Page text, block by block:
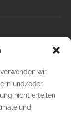
wir
und/oder
nicht erteilen
und